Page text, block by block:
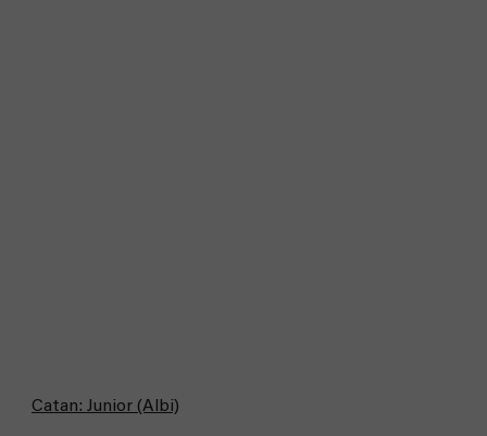
Catan: Junior (Albi)